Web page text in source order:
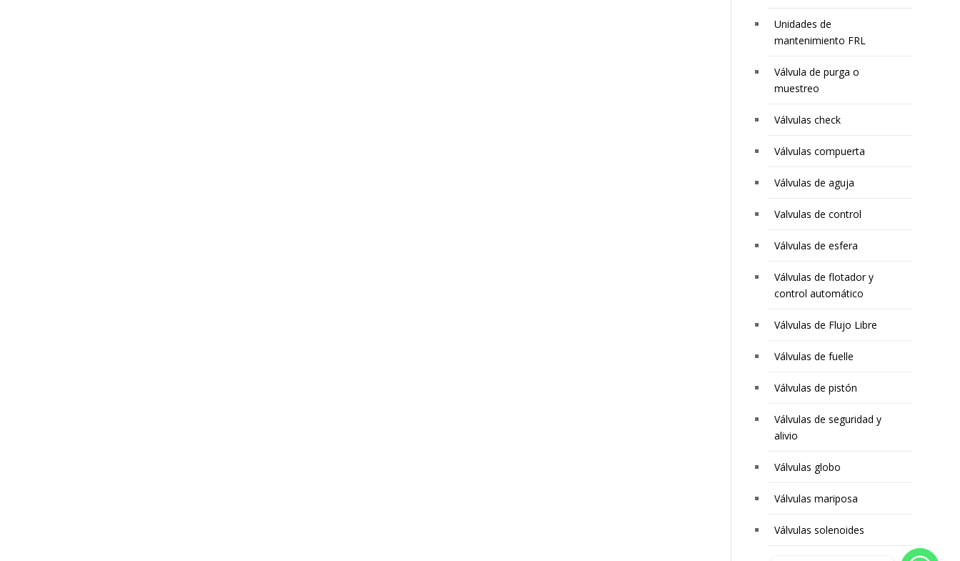
Unidades de
mantenimiento FRL
Válvula de purga o
muestreo
Válvulas check
Válvulas compuerta
Válvulas de aguja
Valvulas de control
Válvulas de esfera
Válvulas de flotador y
control automático
Válvulas de Flujo Libre
Válvulas de fuelle
Válvulas de pistón
Válvulas de seguridad y
alivio
Válvulas globo
Válvulas mariposa
Válvulas solenoides